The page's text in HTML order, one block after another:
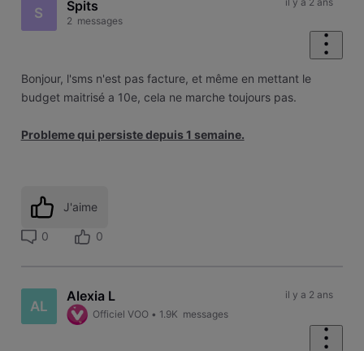
S Spits
2 messages
Bonjour, l'sms n'est pas facture, et même en mettant le
budget maitrisé a 10e, cela ne marche toujours pas.
Probleme qui persiste depuis 1 semaine.
J'aime
0 0
AL
Alexia L
Officiel VOO • 1.9K messages
il y a 2 ans